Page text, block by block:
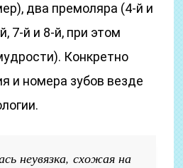
два премоляра (4-й и
7-й и 8-й, при этом
Конкретно
и номера зубов везде
неувязка, схожая на